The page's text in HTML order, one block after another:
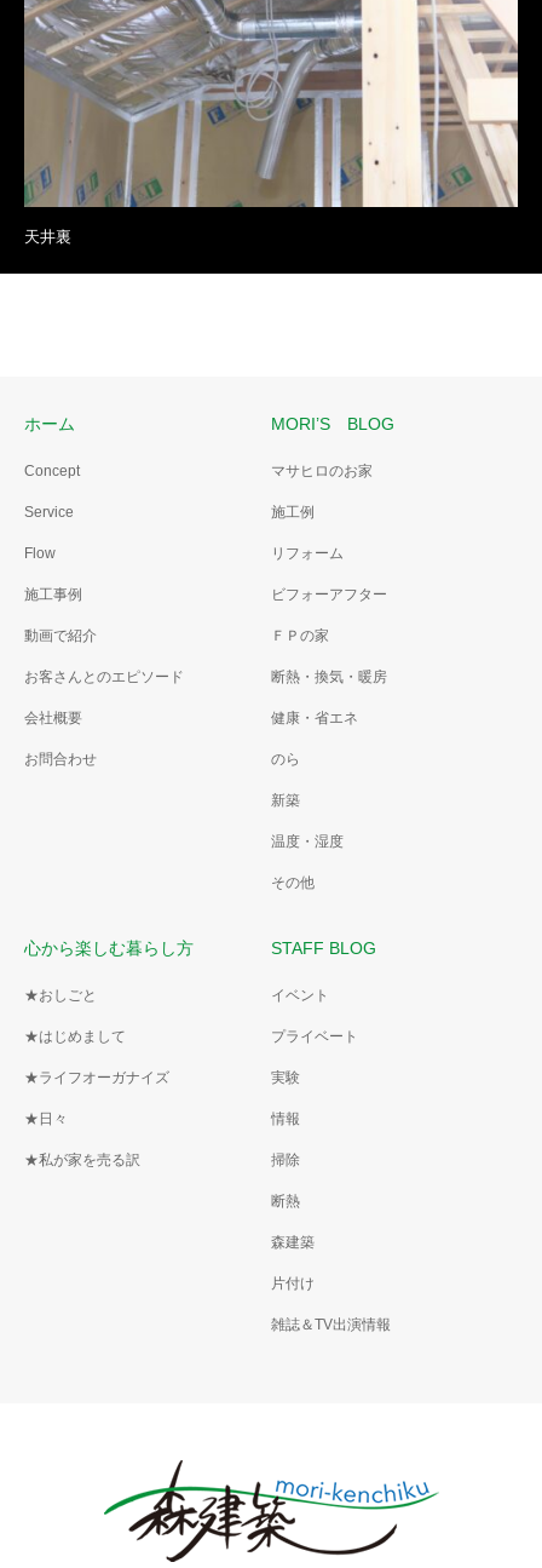
天井裏
ホーム
Concept
Service
Flow
施工事例
動画で紹介
お客さんとのエピソード
会社概要
お問合わせ
MORI’S BLOG
マサヒロのお家
施工例
リフォーム
ビフォーアフター
ＦＰの家
断熱・換気・暖房
健康・省エネ
のら
新築
温度・湿度
その他
心から楽しむ暮らし方
★おしごと
★はじめまして
★ライフオーガナイズ
★日々
★私が家を売る訳
STAFF BLOG
イベント
プライベート
実験
情報
掃除
断熱
森建築
片付け
雑誌＆TV出演情報